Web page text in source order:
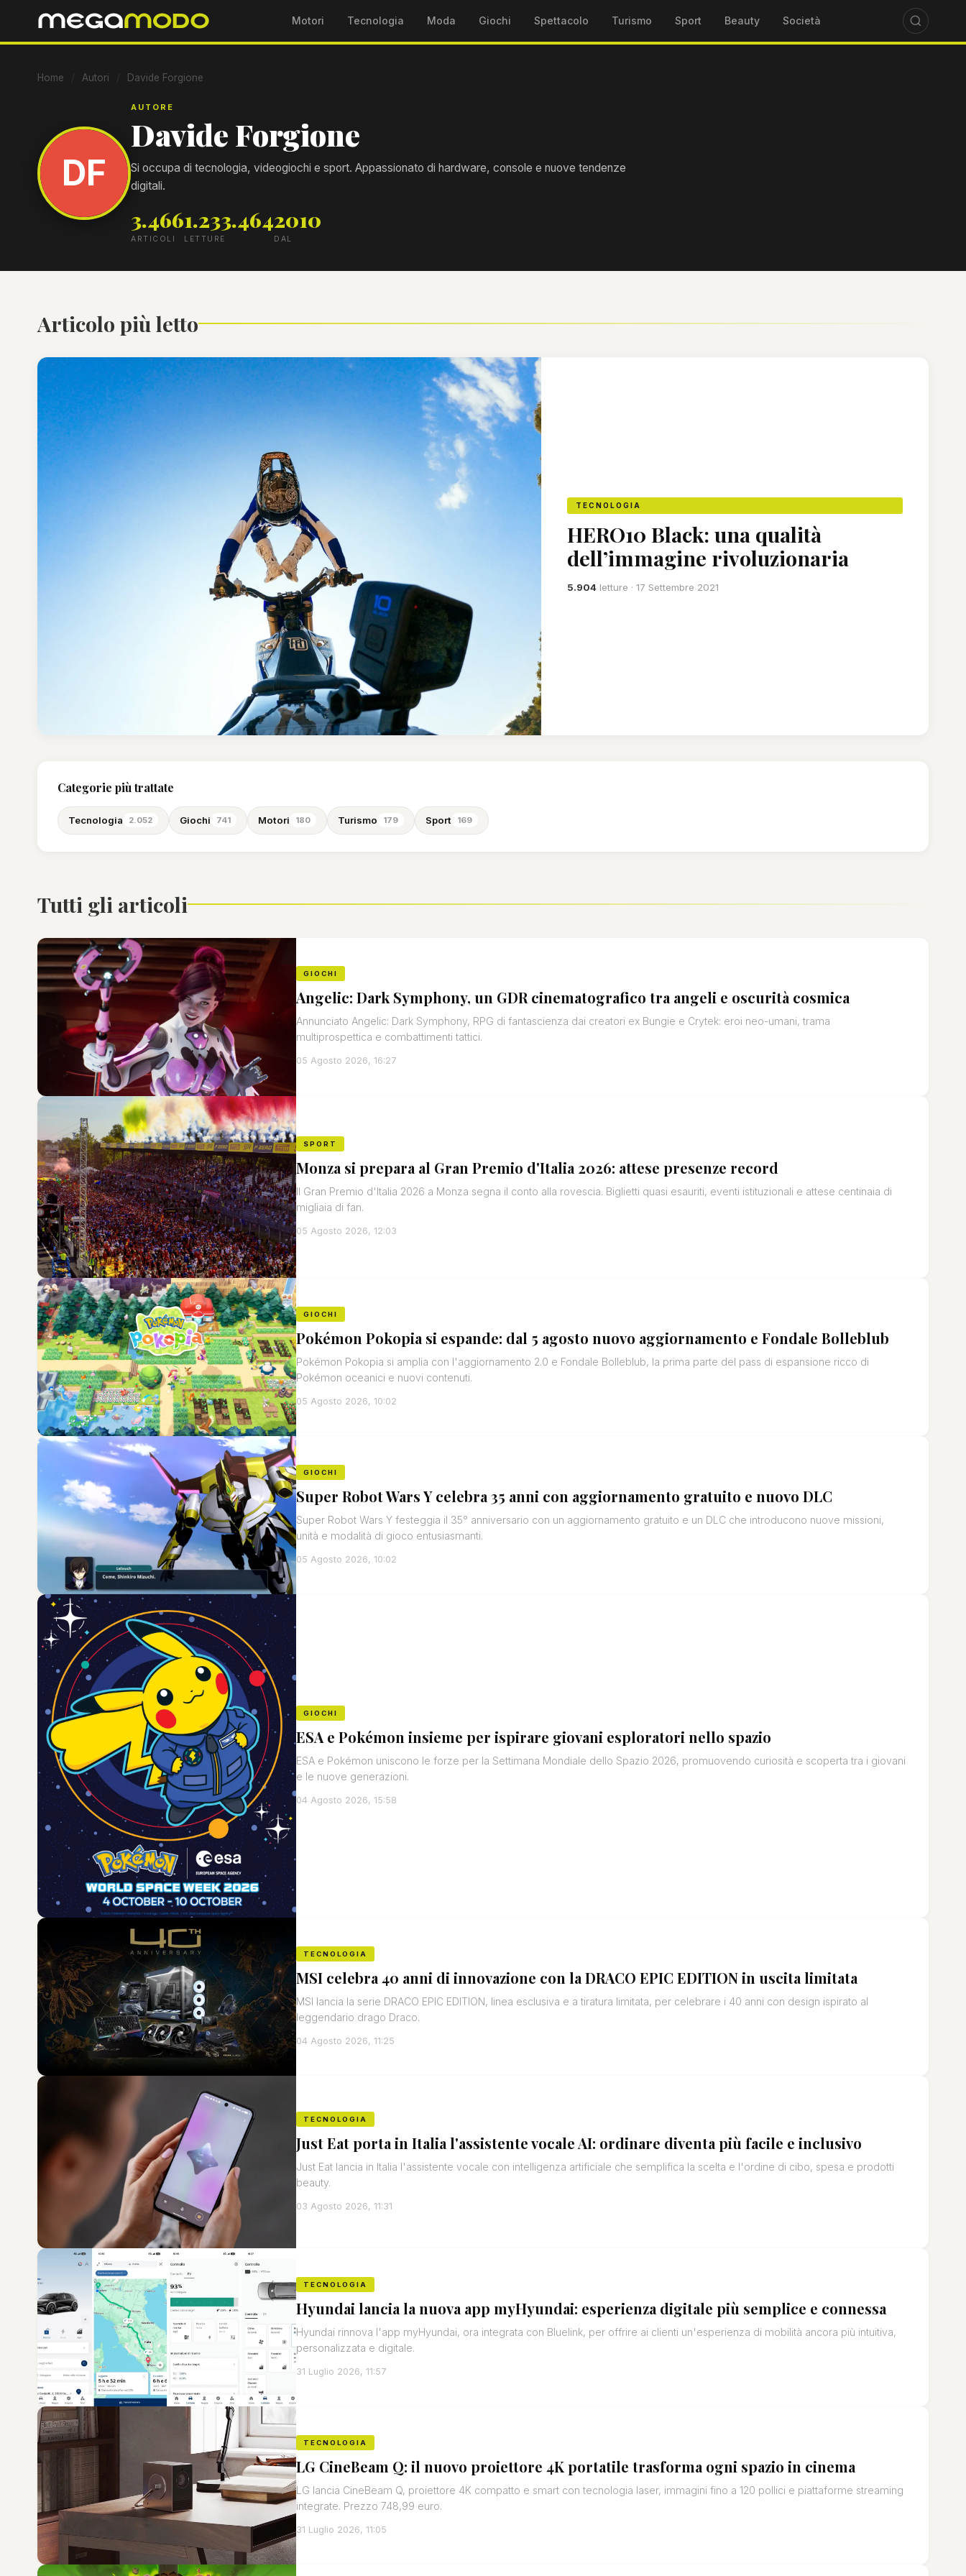
Motori Tecnologia Moda Giochi Spettacolo Turismo Sport Beauty Società
Home Autori Davide Forgione
DF
AUTORE
Davide Forgione
Si occupa di tecnologia, videogiochi e sport. Appassionato di hardware, console e nuove tendenze
digitali.
3.466
ARTICOLI
1.233.464
LETTURE
2010
DAL
Articolo più letto
TECNOLOGIA
HERO10 Black: una qualità
dell’immagine rivoluzionaria
5.904letture · 17 Settembre 2021
Categorie più trattate
Tecnologia 2.052 Giochi 741 Motori 180 Turismo 179 Sport 169
Tutti gli articoli
GIOCHI
Angelic: Dark Symphony, un GDR cinematografico tra angeli e oscurità cosmica
Annunciato Angelic: Dark Symphony, RPG di fantascienza dai creatori ex Bungie e Crytek: eroi neo-umani, trama
multiprospettica e combattimenti tattici.
05 Agosto 2026, 16:27
SPORT
Monza si prepara al Gran Premio d'Italia 2026: attese presenze record
Il Gran Premio d'Italia 2026 a Monza segna il conto alla rovescia. Biglietti quasi esauriti, eventi istituzionali e attese centinaia di
migliaia di fan.
05 Agosto 2026, 12:03
GIOCHI
Pokémon Pokopia si espande: dal 5 agosto nuovo aggiornamento e Fondale Bolleblub
Pokémon Pokopia si amplia con l'aggiornamento 2.0 e Fondale Bolleblub, la prima parte del pass di espansione ricco di
Pokémon oceanici e nuovi contenuti.
05 Agosto 2026, 10:02
GIOCHI
Super Robot Wars Y celebra 35 anni con aggiornamento gratuito e nuovo DLC
Super Robot Wars Y festeggia il 35° anniversario con un aggiornamento gratuito e un DLC che introducono nuove missioni,
unità e modalità di gioco entusiasmanti.
05 Agosto 2026, 10:02
GIOCHI
ESA e Pokémon insieme per ispirare giovani esploratori nello spazio
ESA e Pokémon uniscono le forze per la Settimana Mondiale dello Spazio 2026, promuovendo curiosità e scoperta tra i giovani
e le nuove generazioni.
04 Agosto 2026, 15:58
TECNOLOGIA
MSI celebra 40 anni di innovazione con la DRACO EPIC EDITION in uscita limitata
MSI lancia la serie DRACO EPIC EDITION, linea esclusiva e a tiratura limitata, per celebrare i 40 anni con design ispirato al
leggendario drago Draco.
04 Agosto 2026, 11:25
TECNOLOGIA
Just Eat porta in Italia l'assistente vocale AI: ordinare diventa più facile e inclusivo
Just Eat lancia in Italia l'assistente vocale con intelligenza artificiale che semplifica la scelta e l'ordine di cibo, spesa e prodotti
beauty.
03 Agosto 2026, 11:31
TECNOLOGIA
Hyundai lancia la nuova app myHyundai: esperienza digitale più semplice e connessa
Hyundai rinnova l'app myHyundai, ora integrata con Bluelink, per offrire ai clienti un'esperienza di mobilità ancora più intuitiva,
personalizzata e digitale.
31 Luglio 2026, 11:57
TECNOLOGIA
LG CineBeam Q: il nuovo proiettore 4K portatile trasforma ogni spazio in cinema
LG lancia CineBeam Q, proiettore 4K compatto e smart con tecnologia laser, immagini fino a 120 pollici e piattaforme streaming
integrate. Prezzo 748,99 euro.
31 Luglio 2026, 11:05